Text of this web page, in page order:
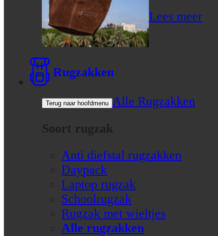
Lees meer
Rugzakken
Terug naar hoofdmenu Alle Rugzakken
Soort rugzak
Anti diefstal rugzakken
Daypack
Laptop rugzak
Schoolrugzak
Rugzak met wieltjes
Alle rugzakken